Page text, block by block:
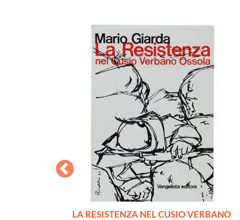
LA RESISTENZA NEL CUSIO VERBANO